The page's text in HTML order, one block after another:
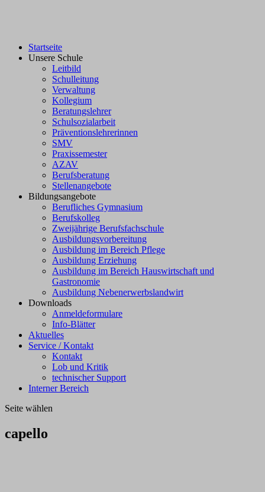
Startseite
Unsere Schule
Leitbild
Schulleitung
Verwaltung
Kollegium
Beratungslehrer
Schulsozialarbeit
Präventionslehrerinnen
SMV
Praxissemester
AZAV
Berufsberatung
Stellenangebote
Bildungsangebote
Berufliches Gymnasium
Berufskolleg
Zweijährige Berufsfachschule
Ausbildungsvorbereitung
Ausbildung im Bereich Pflege
Ausbildung Erziehung
Ausbildung im Bereich Hauswirtschaft und
Gastronomie
Ausbildung Nebenerwerbslandwirt
Downloads
Anmeldeformulare
Info-Blätter
Aktuelles
Service / Kontakt
Kontakt
Lob und Kritik
technischer Support
Interner Bereich
Seite wählen
capello